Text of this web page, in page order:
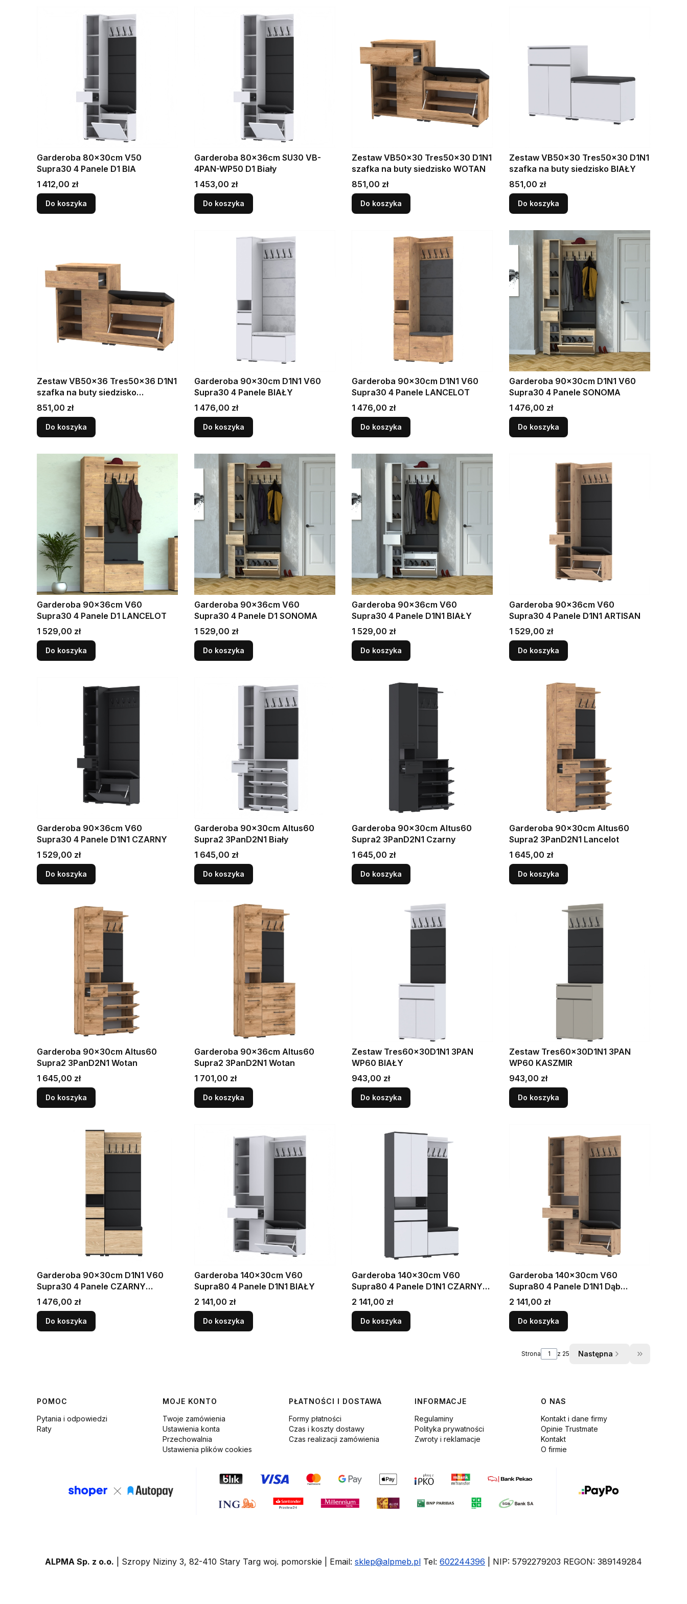
Garderoba 80x30cm V50
Supra30 4 Panele D1 BIA
Cena
1 412,00 zł
Do koszyka
Garderoba 80x36cm SU30 VB-
4PAN-WP50 D1 Biały
Cena
1 453,00 zł
Do koszyka
Zestaw VB50x30 Tres50x30 D1N1
szafka na buty siedzisko WOTAN
Cena
851,00 zł
Do koszyka
Zestaw VB50x30 Tres50x30 D1N1
szafka na buty siedzisko BIAŁY
Cena
851,00 zł
Do koszyka
Zestaw VB50x36 Tres50x36 D1N1
szafka na buty siedzisko
LANCELOT
Cena
851,00 zł
Do koszyka
Garderoba 90x30cm D1N1 V60
Supra30 4 Panele BIAŁY
Cena
1 476,00 zł
Do koszyka
Garderoba 90x30cm D1N1 V60
Supra30 4 Panele LANCELOT
Cena
1 476,00 zł
Do koszyka
Garderoba 90x30cm D1N1 V60
Supra30 4 Panele SONOMA
Cena
1 476,00 zł
Do koszyka
Garderoba 90x36cm V60
Supra30 4 Panele D1 LANCELOT
Cena
1 529,00 zł
Do koszyka
Garderoba 90x36cm V60
Supra30 4 Panele D1 SONOMA
Cena
1 529,00 zł
Do koszyka
Garderoba 90x36cm V60
Supra30 4 Panele D1N1 BIAŁY
Cena
1 529,00 zł
Do koszyka
Garderoba 90x36cm V60
Supra30 4 Panele D1N1 ARTISAN
Cena
1 529,00 zł
Do koszyka
Garderoba 90x36cm V60
Supra30 4 Panele D1N1 CZARNY
Cena
1 529,00 zł
Do koszyka
Garderoba 90x30cm Altus60
Supra2 3PanD2N1 Biały
Cena
1 645,00 zł
Do koszyka
Garderoba 90x30cm Altus60
Supra2 3PanD2N1 Czarny
Cena
1 645,00 zł
Do koszyka
Garderoba 90x30cm Altus60
Supra2 3PanD2N1 Lancelot
Cena
1 645,00 zł
Do koszyka
Garderoba 90x30cm Altus60
Supra2 3PanD2N1 Wotan
Cena
1 645,00 zł
Do koszyka
Garderoba 90x36cm Altus60
Supra2 3PanD2N1 Wotan
Cena
1 701,00 zł
Do koszyka
Zestaw Tres60x30D1N1 3PAN
WP60 BIAŁY
Cena
943,00 zł
Do koszyka
Zestaw Tres60x30D1N1 3PAN
WP60 KASZMIR
Cena
943,00 zł
Do koszyka
Garderoba 90x30cm D1N1 V60
Supra30 4 Panele CZARNY
OLEJOWANY
Cena
1 476,00 zł
Do koszyka
Garderoba 140x30cm V60
Supra80 4 Panele D1N1 BIAŁY
Cena
2 141,00 zł
Do koszyka
Garderoba 140x30cm V60
Supra80 4 Panele D1N1 CZARNY
BIAŁY
Cena
2 141,00 zł
Do koszyka
Garderoba 140x30cm V60
Supra80 4 Panele D1N1 Dąb
Artisan
Cena
2 141,00 zł
Do koszyka
Strona z 25 Następna Przejdź do
Linki w stopce
POMOC
Pytania i odpowiedzi
Raty
MOJE KONTO
Twoje zamówienia
Ustawienia konta
Przechowalnia
Ustawienia plików cookies
PŁATNOŚCI I DOSTAWA
Formy płatności
Czas i koszty dostawy
Czas realizacji zamówienia
INFORMACJE
Regulaminy
Polityka prywatności
Zwroty i reklamacje
O NAS
Kontakt i dane firmy
Opinie Trustmate
Kontakt
O firmie
ALPMA Sp. z o.o. | Szropy Niziny 3, 82-410 Stary Targ woj. pomorskie | Email: sklep@alpmeb.pl Tel: 602244396 | NIP: 5792279203 REGON: 389149284